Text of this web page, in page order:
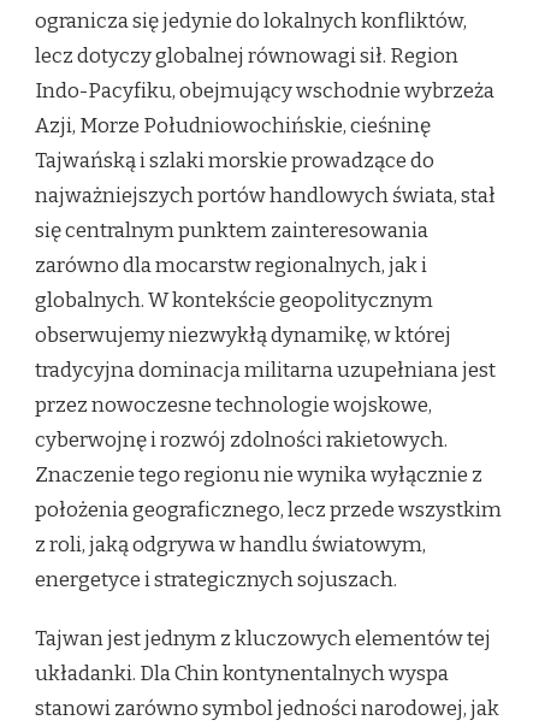
ogranicza się jedynie do lokalnych konfliktów,
lecz dotyczy globalnej równowagi sił. Region
Indo-Pacyfiku, obejmujący wschodnie wybrzeża
Azji, Morze Południowochińskie, cieśninę
Tajwańską i szlaki morskie prowadzące do
najważniejszych portów handlowych świata, stał
się centralnym punktem zainteresowania
zarówno dla mocarstw regionalnych, jak i
globalnych. W kontekście geopolitycznym
obserwujemy niezwykłą dynamikę, w której
tradycyjna dominacja militarna uzupełniana jest
przez nowoczesne technologie wojskowe,
cyberwojnę i rozwój zdolności rakietowych.
Znaczenie tego regionu nie wynika wyłącznie z
położenia geograficznego, lecz przede wszystkim
z roli, jaką odgrywa w handlu światowym,
energetyce i strategicznych sojuszach.
Tajwan jest jednym z kluczowych elementów tej
układanki. Dla Chin kontynentalnych wyspa
stanowi zarówno symbol jedności narodowej, jak